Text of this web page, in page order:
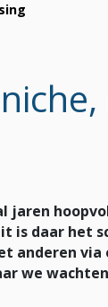
jaren
is daar het
anderen
we